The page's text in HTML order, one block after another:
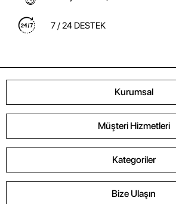
7 / 24 DESTEK
Kurumsal
Müşteri Hizmetleri
Kategoriler
Bize Ulaşın